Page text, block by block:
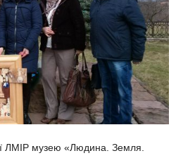
ЛМІР музею «Людина. Земля.